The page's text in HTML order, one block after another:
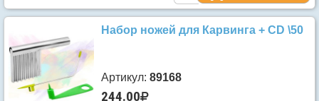
Набор ножей для Карвинга + CD \50
Артикул: 89168
244.00